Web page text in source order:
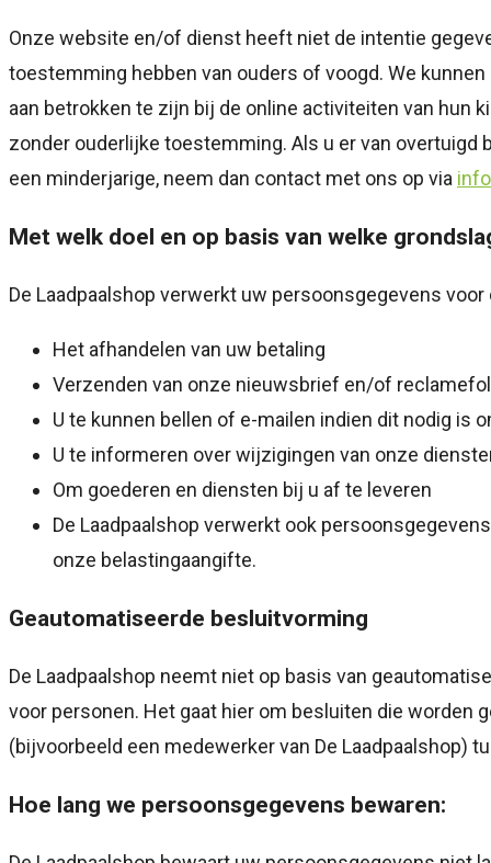
Onze website en/of dienst heeft niet de intentie
toestemming hebben van ouders of voogd. We
aan betrokken te zijn bij de online activiteiten van hun
zonder ouderlijke toestemming. Als u er van
een minderjarige, neem dan contact met ons op via
Met welk doel en op basis van welke
De Laadpaalshop verwerkt uw persoonsgegevens
Het afhandelen van uw betaling
Verzenden van onze nieuwsbrief en/of
U te kunnen bellen of e-mailen indien dit nodig is
U te informeren over wijzigingen van onze
Om goederen en diensten bij u af te leveren
De Laadpaalshop verwerkt ook
onze belastingaangifte.
Geautomatiseerde besluitvorming
De Laadpaalshop neemt niet op basis van
voor personen. Het gaat hier om besluiten die worden
(bijvoorbeeld een medewerker van De Laadpaalshop)
Hoe lang we persoonsgegevens bewaren: